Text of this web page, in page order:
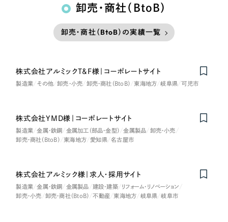
卸売・商社（BtoB）
卸売・商社（BtoB）の実績一覧
株式会社アルミックT&F様｜コーポレートサイト
製造業 その他 卸売・小売 卸売・商社（BtoB） 東海地方 岐阜県 可児市
株式会社YMD様｜コーポレートサイト
製造業 金属・鉄鋼 金属加工（部品・金型） 金属製品
卸売・小売
卸売・商社（BtoB）
東海地方 愛知県 名古屋市
株式会社アルミック様｜求人・採用サイト
製造業 金属・鉄鋼 金属製品 建設・建築
リフォーム・リノベーション
卸売・小売
卸売・商社（BtoB） 不動産 東海地方 岐阜県 岐阜市